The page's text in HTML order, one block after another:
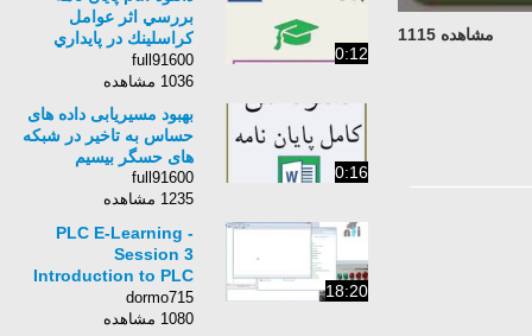
مشاهده 1115
0:12
بررسي اثر عوامل
كراسلينك در پايداري
كالاي يا پنبه با بتا
سيكلودكسترين
full91600
1036 مشاهده
0:16
بهبود مسیریابی داده های
حساس به تاخیر در شبکه
های حسگر بیسیم
full91600
1235 مشاهده
18:20
PLC E-Learning -
Session 3
Introduction to PLC
Trainer &amp; PLC
Software
dormo715
1080 مشاهده